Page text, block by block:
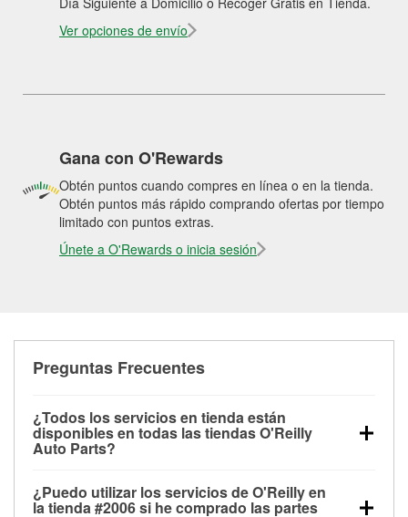
Ver opciones de envío
Gana con O'Rewards
Obtén puntos cuando compres en línea o en la tienda.
Obtén puntos más rápido comprando ofertas por tiempo
limitado con puntos extras.
Únete a O'Rewards o inicia sesión
Preguntas Frecuentes
¿Todos los servicios en tienda están
disponibles en todas las tiendas O'Reilly
Auto Parts?
las pruebas de batería, pruebas de alternador y
¿Puedo utilizar los servicios de O'Reilly en
la tienda #2006 si he comprado las partes